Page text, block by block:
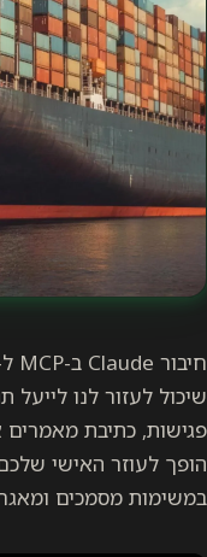
חיבור Claude ב-MCP ל-Notion עם
שיכול לעזור לנו
פגישות, כתיבת
הופך לעוזר האישי
במשימות מסמכים